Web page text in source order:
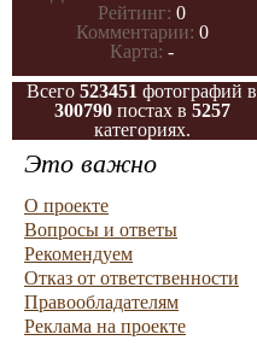
Рейтинг: 0
Комментарии: 0
Карта: -
Всего 523451 фотографий в
300790постах в 5257
категориях.
Это важно
О проекте
Вопросы и ответы
Рекомендуем
Отказ от ответственности
Правообладателям
Реклама на проекте